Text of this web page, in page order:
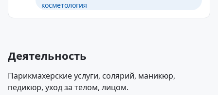
косметология
Деятельность
Парикмахерские услуги, солярий, маникюр,
педикюр, уход за телом, лицом.